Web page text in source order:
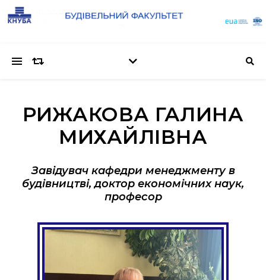
РИЖАКОВА ГАЛИНА
МИХАЙЛІВНА
Завідувач кафедри менеджменту в
будівництві, доктор економічних наук,
професор